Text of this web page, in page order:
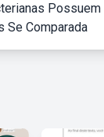
Possuem
Se Comparada